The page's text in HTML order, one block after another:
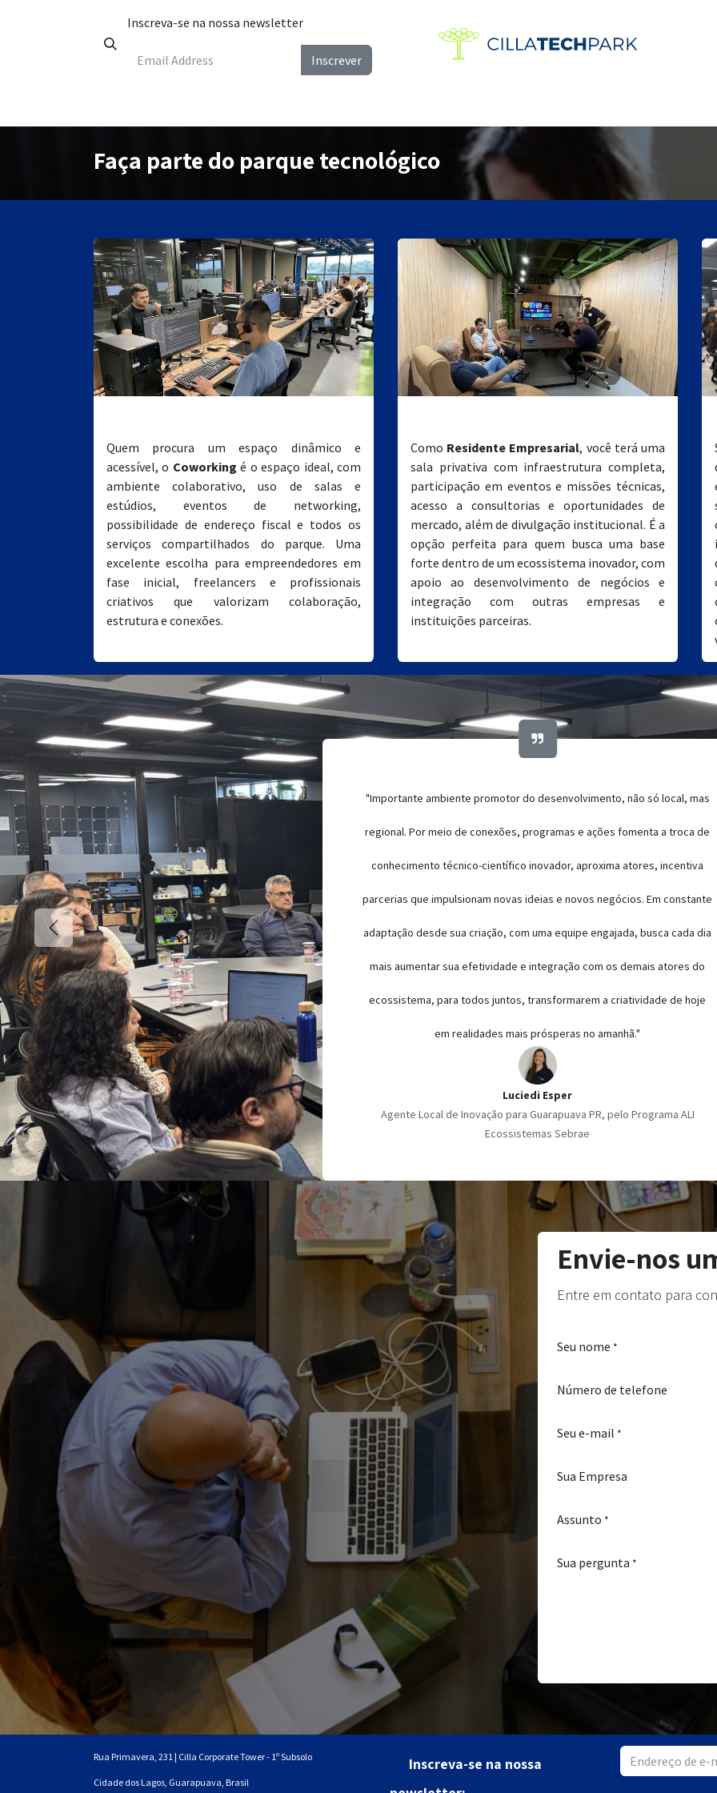
Inscreva-se na nossa newsletter
Inscrever
Faça parte do parque tecnológico
Quem procura um espaço dinâmico e
acessível, o Coworkingé o espaço ideal, com
ambiente colaborativo, uso de salas e
estúdios, eventos de networking,
possibilidade de endereço fiscal e todos os
serviços compartilhados do parque. Uma
excelente escolha para empreendedores em
fase inicial, freelancers e profissionais
criativos que valorizam colaboração,
estrutura e conexões.
Como Residente Empresarial, você terá uma
sala privativa com infraestrutura completa,
participação em eventos e missões técnicas,
acesso a consultorias e oportunidades de
mercado, além de divulgação institucional. É a
opção perfeita para quem busca uma base
forte dentro de um ecossistema inovador, com
apoio ao desenvolvimento de negócios e
integração com outras empresas e
instituições parceiras.
"Importante ambiente promotor do desenvolvimento, não só local, mas
regional. Por meio de conexões, programas e ações fomenta a troca de
conhecimento técnico-científico inovador, aproxima atores, incentiva
parcerias que impulsionam novas ideias e novos negócios. Em constante
adaptação desde sua criação, com uma equipe engajada, busca cada dia
mais aumentar sua efetividade e integração com os demais atores do
ecossistema, para todos juntos, transformarem a criatividade de hoje
em realidades mais prósperas no amanhã."
Luciedi Esper
Agente Local de Inovação para Guarapuava PR, pelo Programa ALI
Ecossistemas Sebrae
Previous
Envie-nos
Entre em contato para
Seu nome *
Número de telefone
Seu e-mail *
Sua Empresa
Assunto *
Sua pergunta *
Rua Primavera, 231 | Cilla Corporate Tower - 1º Subsolo
Cidade dos Lagos, Guarapuava, Brasil
Inscreva-se na nossa